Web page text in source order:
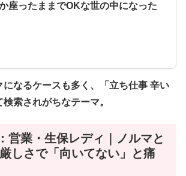
座ったままでOKな世の中になった
なるケースも多く、「立ち仕事 辛い
索されがちなテーマ。
営業・生保レディ｜ノルマと
しさで「向いてない」と痛